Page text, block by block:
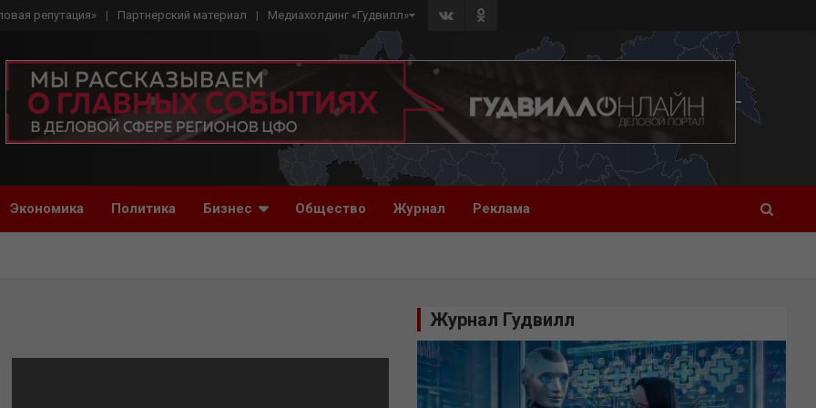
репутация» Партнерский материал Медиахолдинг «Гудвилл»
Экономика Политика Бизнес Общество Журнал Реклама
Журнал Гудвилл